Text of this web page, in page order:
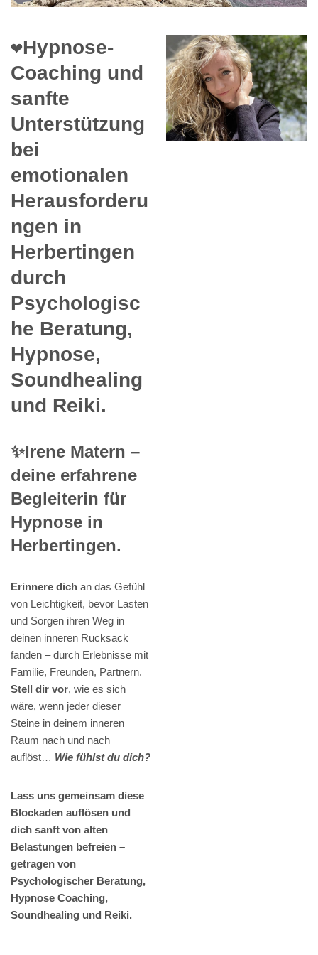
❤️Hypnose-
Coaching und
sanfte
Unterstützung
bei
emotionalen
Herausforderu
ngen in
Herbertingen
durch
Psychologisc
he Beratung,
Hypnose,
Soundhealing
und Reiki.
✨Irene Matern –
deine erfahrene
Begleiterin für
Hypnose in
Herbertingen.
Erinnere dich an das Gefühl
von Leichtigkeit, bevor Lasten
und Sorgen ihren Weg in
deinen inneren Rucksack
fanden – durch Erlebnisse mit
Familie, Freunden, Partnern.
Stell dir vor, wie es sich
wäre, wenn jeder dieser
Steine in deinem inneren
Raum nach und nach
auflöst… Wie fühlst du dich?
Lass uns gemeinsam diese
Blockaden auflösen und
dich sanft von alten
Belastungen befreien –
getragen von
Psychologischer Beratung,
Hypnose Coaching,
Soundhealing und Reiki.